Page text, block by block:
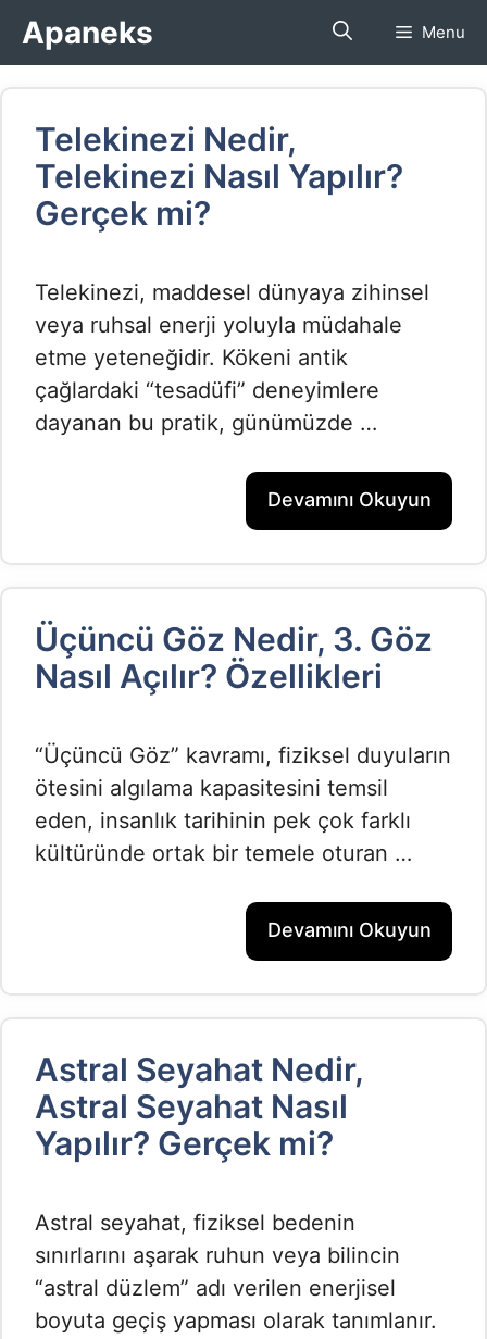
İçeriğe
atlaApaneks Menu
Telekinezi Nedir,
Telekinezi Nasıl Yapılır?
Gerçek mi?
Telekinezi, maddesel dünyaya zihinsel
veya ruhsal enerji yoluyla müdahale
etme yeteneğidir. Kökeni antik
çağlardaki “tesadüfi” deneyimlere
dayanan bu pratik, günümüzde …
Devamını Okuyun
Üçüncü Göz Nedir, 3. Göz
Nasıl Açılır? Özellikleri
“Üçüncü Göz” kavramı, fiziksel duyuların
ötesini algılama kapasitesini temsil
eden, insanlık tarihinin pek çok farklı
kültüründe ortak bir temele oturan …
Devamını Okuyun
Astral Seyahat Nedir,
Astral Seyahat Nasıl
Yapılır? Gerçek mi?
Astral seyahat, fiziksel bedenin
sınırlarını aşarak ruhun veya bilincin
“astral düzlem” adı verilen enerjisel
boyuta geçiş yapması olarak tanımlanır.